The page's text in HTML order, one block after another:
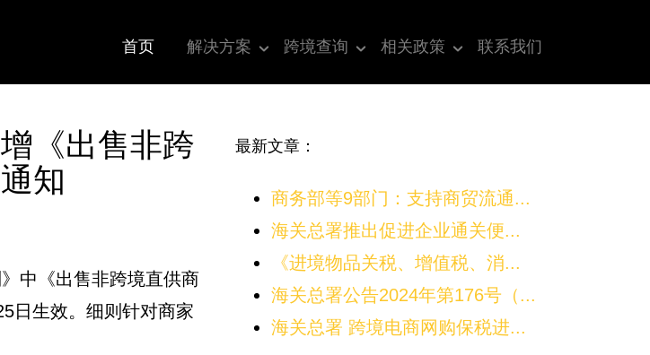
首页 解决方案 跨境查询 相关政策 联系我们
《出售非跨
知
中《出售非跨境直供商
日生效。细则针对商家
最新文章：
商务部等9部门：支持商贸流通...
海关总署推出促进企业通关便...
《进境物品关税、增值税、消...
海关总署公告2024年第176号（...
海关总署 跨境电商网购保税进...